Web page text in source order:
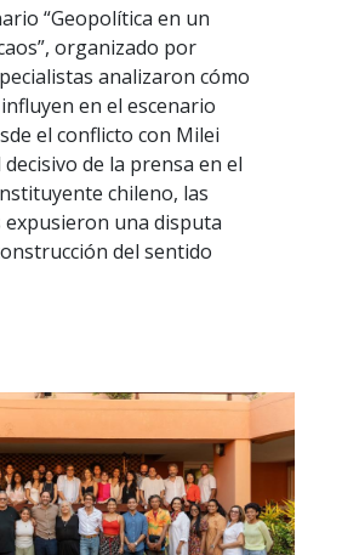
“Geopolítica en un
organizado por
analizaron cómo
en el escenario
el conflicto con Milei
de la prensa en el
chileno, las
expusieron una disputa
del sentido